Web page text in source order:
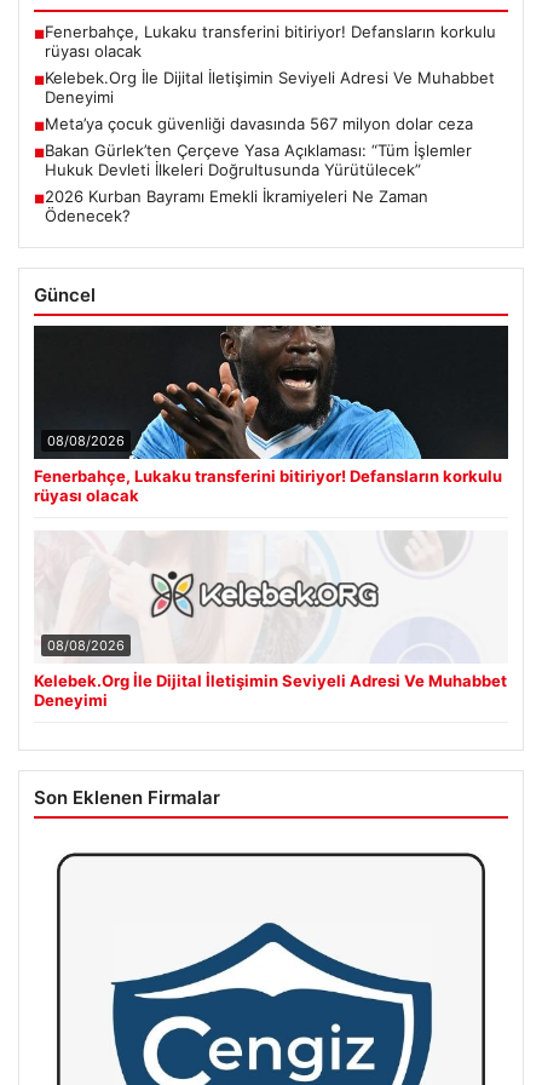
■Fenerbahçe, Lukaku transferini bitiriyor! Defansların korkulu
rüyası olacak
■Kelebek.Org İle Dijital İletişimin Seviyeli Adresi Ve Muhabbet
Deneyimi
■Meta’ya çocuk güvenliği davasında 567 milyon dolar ceza
■Bakan Gürlek’ten Çerçeve Yasa Açıklaması: “Tüm İşlemler
Hukuk Devleti İlkeleri Doğrultusunda Yürütülecek”
■2026 Kurban Bayramı Emekli İkramiyeleri Ne Zaman
Ödenecek?
Güncel
08/08/2026
Fenerbahçe, Lukaku transferini bitiriyor! Defansların korkulu
rüyası olacak
08/08/2026
Kelebek.Org İle Dijital İletişimin Seviyeli Adresi Ve Muhabbet
Deneyimi
Son Eklenen Firmalar